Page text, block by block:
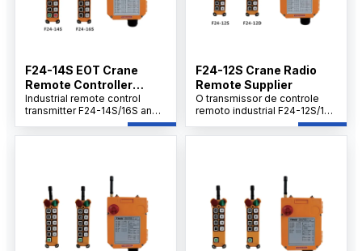
F24-14S EOT Crane
Remote Controller
Supplier
Industrial remote control
transmitter F24-14S/16S and
receiver set offers cost-
effective performance with
delivers stable long-range
communication, quick setup,
and rugged durability to
support on-site control
needs.
F24-12S Crane Radio
Remote Supplier
O transmissor de controle
remoto industrial F24-12S/12D
e o conjunto de receptores
oferecem desempenho
para ambientes industriais
difíceis, ele garante
comunicação estável de
longo alcance, configuração
rápida e durabilidade robusta
para aplicações no local.